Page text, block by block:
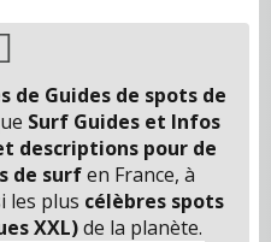
de Guides de spots de
Surf Guides et Infos
descriptions pour de
de surfen France, à
les plus célèbres spots
XXL)de la planète.